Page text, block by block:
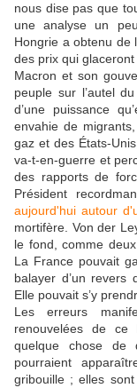
nous dise pas que
une analyse un
Hongrie a obtenu de
des prix qui
Macron et son
peuple sur l’autel
d’une puissance
envahie de
gaz et des États-
va-t-en-guerre et
des rapports de
Président
aujourd'hui autour
mortifère. Von der
le fond, comme
La France pouvait
balayer d’un revers
Elle pouvait s’y
Les erreurs
renouvelées de ce
quelque chose de
pourraient
gribouille ; elles